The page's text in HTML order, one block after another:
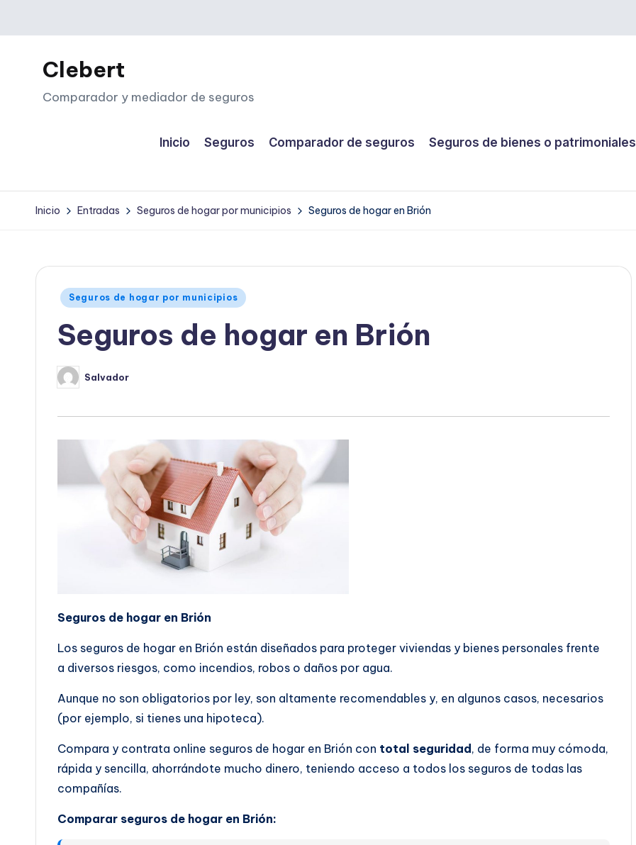
Saltar
contenidoClebert
Comparador y mediador de seguros
Inicio Seguros Comparador de seguros Seguros de bienes o patrimoniales
Inicio Entradas Seguros de hogar por municipios Seguros de hogar en Brión
Publicado
Seguros de hogar por municipios
Seguros de hogar en Brión
Publicado
por
Salvador
Seguros de hogar en Brión
Los seguros de hogar en Brión están diseñados para proteger viviendas y bienes personales frente
a diversos riesgos, como incendios, robos o daños por agua.
Aunque no son obligatorios por ley, son altamente recomendables y, en algunos casos, necesarios
(por ejemplo, si tienes una hipoteca).
Compara y contrata online seguros de hogar en Brión con total seguridad , de forma muy cómoda,
rápida y sencilla, ahorrándote mucho dinero, teniendo acceso a todos los seguros de todas las
compañías.
Comparar seguros de hogar en Brión: